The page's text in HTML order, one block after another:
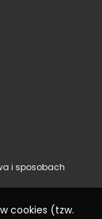
i sposobach
cookies (tzw.